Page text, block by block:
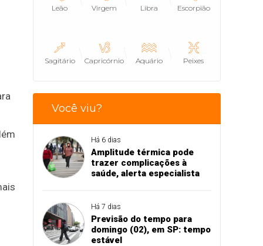
Leão Virgem Libra Escorpião
Sagitário Capricórnio Aquário Peixes
Você viu?
Há 6 dias
Amplitude térmica pode
trazer complicações à
saúde, alerta especialista
Há 7 dias
Previsão do tempo para
domingo (02), em SP: tempo
estável